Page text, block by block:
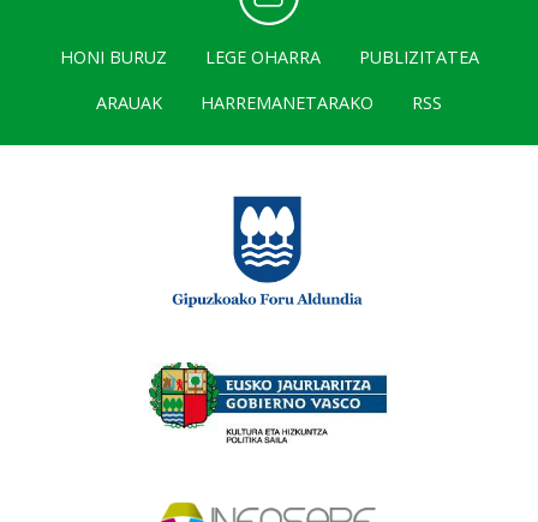
HONI BURUZ LEGE OHARRA
PUBLIZITATEA
ARAUAK
HARREMANETARAKO RSS